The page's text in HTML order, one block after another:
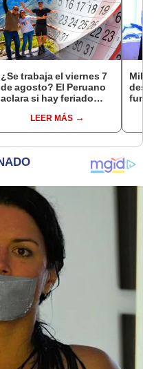
¿Se trabaja el viernes 7
de agosto? El Peruano
aclara si hay feriado
del 6 de agosto
LEER MÁS